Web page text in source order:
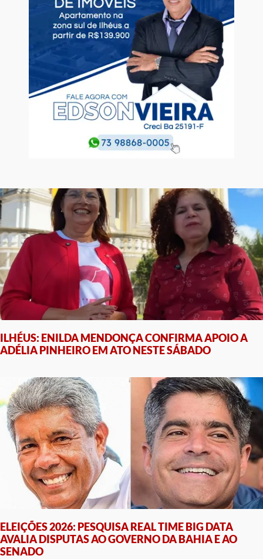
ILHÉUS: ENILDA MENDONÇA CONFIRMA APOIO A
ADÉLIA PINHEIRO EM ATO NESTE SÁBADO
ELEIÇÕES 2026: PESQUISA REAL TIME BIG DATA
AVALIA DISPUTAS AO GOVERNO DA BAHIA E AO
SENADO